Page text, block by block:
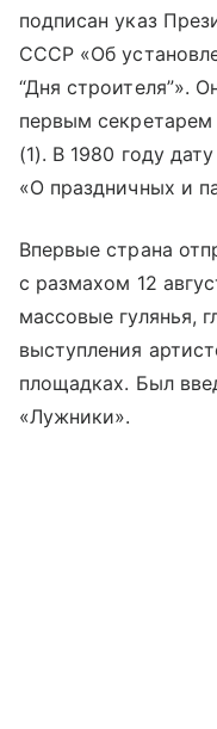
подписан указ
СССР «Об
“Дня строителя”».
первым
(1). В 1980 году
«О праздничных и
Впервые страна
с размахом 12
массовые гулянья,
выступления
площадках. Был
«Лужники».